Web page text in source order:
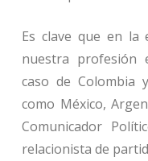
Es clave que en la
nuestra profesión
caso de Colombia
como México,
Comunicador
relacionista de